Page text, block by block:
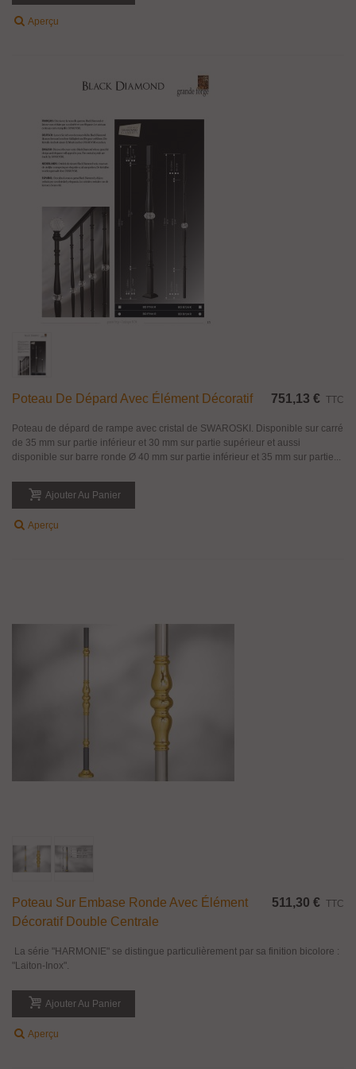
Aperçu
Poteau De Dépard Avec Élément Décoratif 751,13 € TTC
Poteau de dépard de rampe avec cristal de SWAROSKI. Disponible sur carré
de 35 mm sur partie inférieur et 30 mm sur partie supérieur et aussi
disponible sur barre ronde Ø 40 mm sur partie inférieur et 35 mm sur partie...
Ajouter Au Panier
Aperçu
Poteau Sur Embase Ronde Avec Élément
Décoratif Double Centrale
511,30 € TTC
La série "HARMONIE" se distingue particulièrement par sa finition bicolore :
"Laiton-Inox".
Ajouter Au Panier
Aperçu